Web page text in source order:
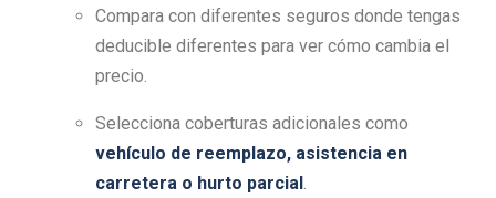
Compara con diferentes seguros donde tengas
deducible diferentes para ver cómo cambia el
precio.
Selecciona coberturas adicionales como
vehículo de reemplazo, asistencia en
carretera o hurto parcial